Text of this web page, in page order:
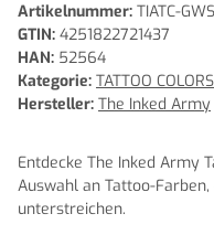
Artikelnummer: TIATC-
GTIN: 4251822721437
HAN: 52564
Kategorie: TATTOO COLORS
Hersteller: The Inked Army
Entdecke The Inked Army
Auswahl an Tattoo-
unterstreichen.